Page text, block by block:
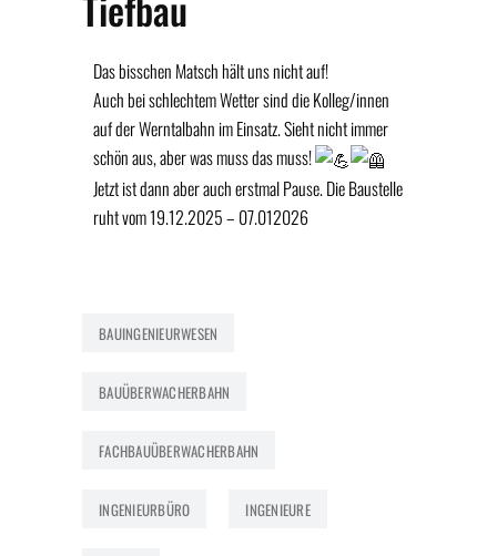
Das bisschen Matsch hält uns nicht auf!
Auch bei schlechtem Wetter sind die Kolleg/innen
auf der Werntalbahn im Einsatz. Sieht nicht immer
schön aus, aber was muss das muss!
Jetzt ist dann aber auch erstmal Pause. Die Baustelle
ruht vom 19.12.2025 – 07.012026
BAUINGENIEURWESEN
BAUÜBERWACHERBAHN
FACHBAUÜBERWACHERBAHN
INGENIEURBÜRO INGENIEURE